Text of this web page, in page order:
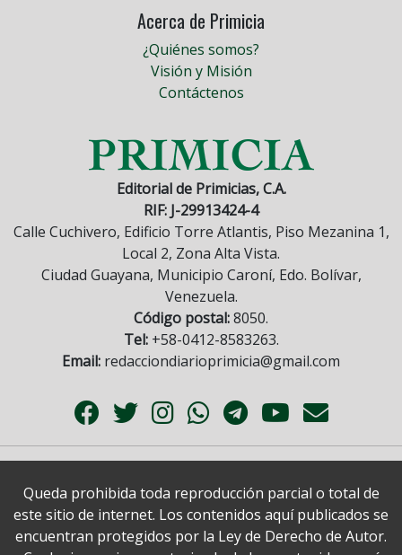
Acerca de Primicia
¿Quiénes somos?
Visión y Misión
Contáctenos
Editorial de Primicias, C.A.
RIF: J-29913424-4
Calle Cuchivero, Edificio Torre Atlantis, Piso Mezanina 1,
Local 2, Zona Alta Vista.
Ciudad Guayana, Municipio Caroní, Edo. Bolívar,
Venezuela.
Código postal:8050.
Tel:+58-0412-8583263.
Email: redacciondiarioprimicia@gmail.com
Queda prohibida toda reproducción parcial o total de
este sitio de internet. Los contenidos aquí publicados se
encuentran protegidos por la Ley de Derecho de Autor.